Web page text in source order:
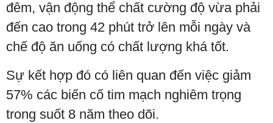
đêm, vận động thể chất cường độ vừa phải
đến cao trong 42 phút trở lên mỗi ngày và
chế độ ăn uống có chất lượng khá tốt.
Sự kết hợp đó có liên quan đến việc giảm
57% các biến cố tim mạch nghiêm trọng
trong suốt 8 năm theo dõi.